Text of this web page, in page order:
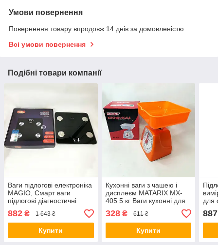
Умови повернення
Повернення товару впродовж 14 днів за домовленістю
Всі умови повернення
Подібні товари компанії
Ваги підлогові електроніка
MAGIO, Смарт ваги
підлогові діагностичні
розумні з функціями
смарт FO-86
882 ₴ 1 643 ₴
Купити
Кухонні ваги з чашею і
дисплеєм MATARIX MX-
405 5 кг Ваги кухонні для
маленької DO-31
328₴ 611 ₴
Купити
для
для
887